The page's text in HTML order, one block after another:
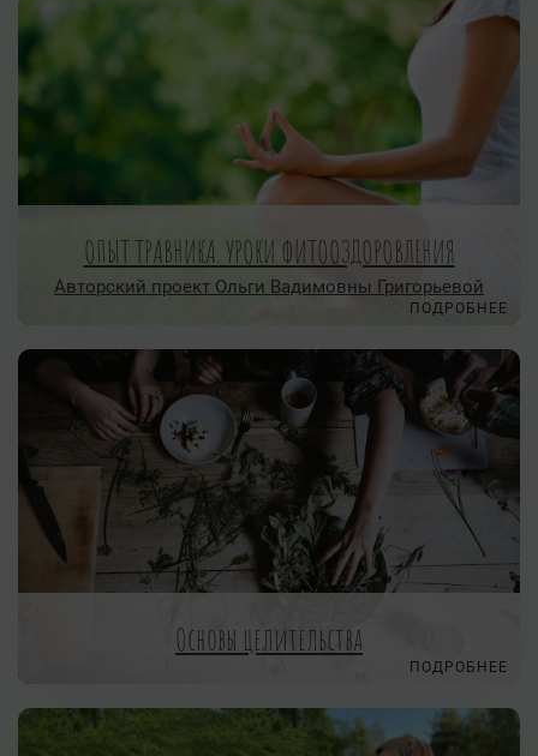
ОПЫТ ТРАВНИКА. УРОКИ ФИТООЗДОРОВЛЕНИЯ
Авторский проект Ольги Вадимовны Григорьевой
ПОДРОБНЕЕ
Основы целительства
ПОДРОБНЕЕ